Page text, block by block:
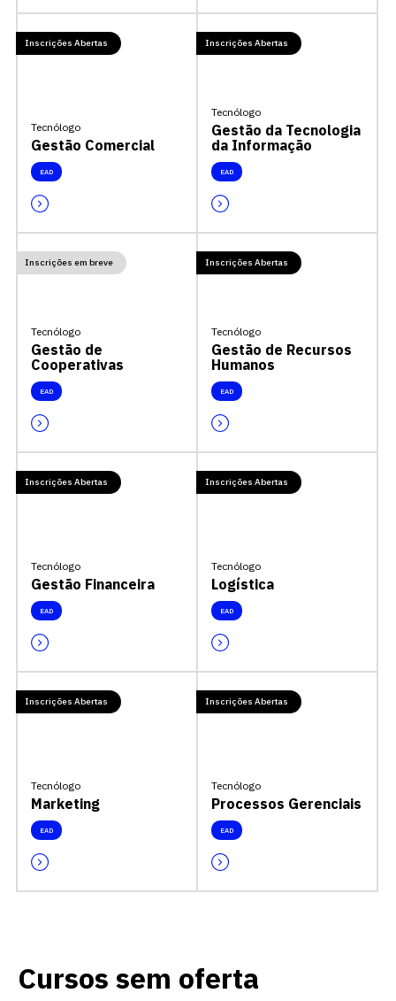
Inscrições Abertas
Tecnólogo
Gestão Comercial
EAD
Inscrições Abertas
Tecnólogo
Gestão da Tecnologia
da Informação
EAD
Inscrições em breve
Tecnólogo
Gestão de
Cooperativas
EAD
Inscrições Abertas
Tecnólogo
Gestão de Recursos
Humanos
EAD
Inscrições Abertas
Tecnólogo
Gestão Financeira
EAD
Inscrições Abertas
Tecnólogo
Logística
EAD
Inscrições Abertas
Tecnólogo
Marketing
EAD
Inscrições Abertas
Tecnólogo
Processos Gerenciais
EAD
Cursos sem oferta